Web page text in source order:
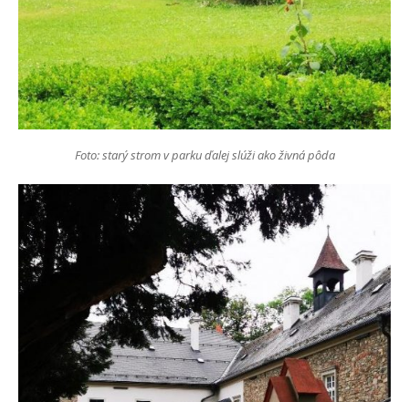
Foto: starý strom v parku ďalej slúži ako živná pôda